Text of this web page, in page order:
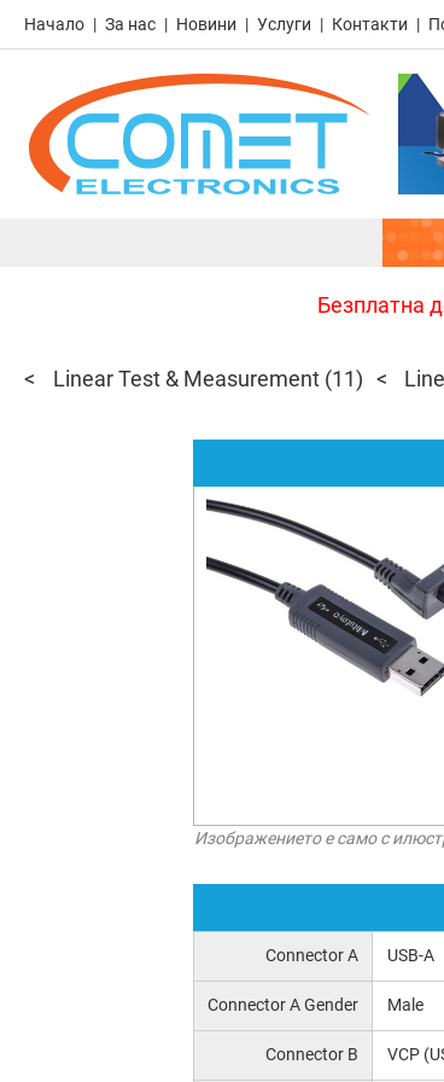
Начало За нас Новини Услуги Контакти
Безплатна
Linear Test & Measurement (11)
Изображението е само с
Connector A USB-A
Connector A Gender Male
Connector B VCP